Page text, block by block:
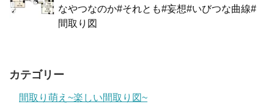
なやつなのか#それとも#妄想#いびつな曲線#
間取り図
カテゴリー
間取り萌え~楽しい間取り図~